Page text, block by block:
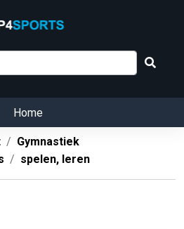
Home
Gymnastiek
spelen, leren